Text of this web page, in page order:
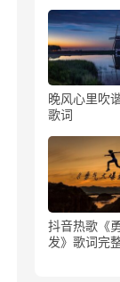
晚风心里吹
歌词
抖音热歌《
发》歌词完